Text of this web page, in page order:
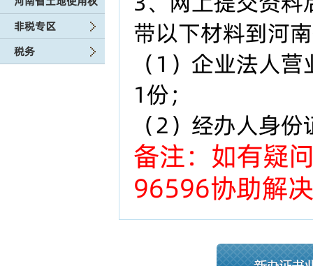
非税专区
税务
带以下材料到河
（1）企业法人
1份；
（2）经办人身
备注：如有疑
96596协助解